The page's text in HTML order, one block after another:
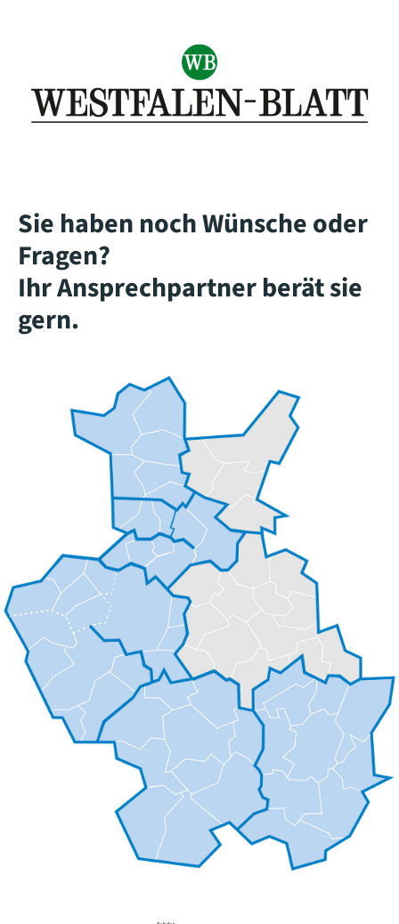
Sie haben noch Wünsche oder
Fragen?
Ihr Ansprechpartner berät sie
gern.